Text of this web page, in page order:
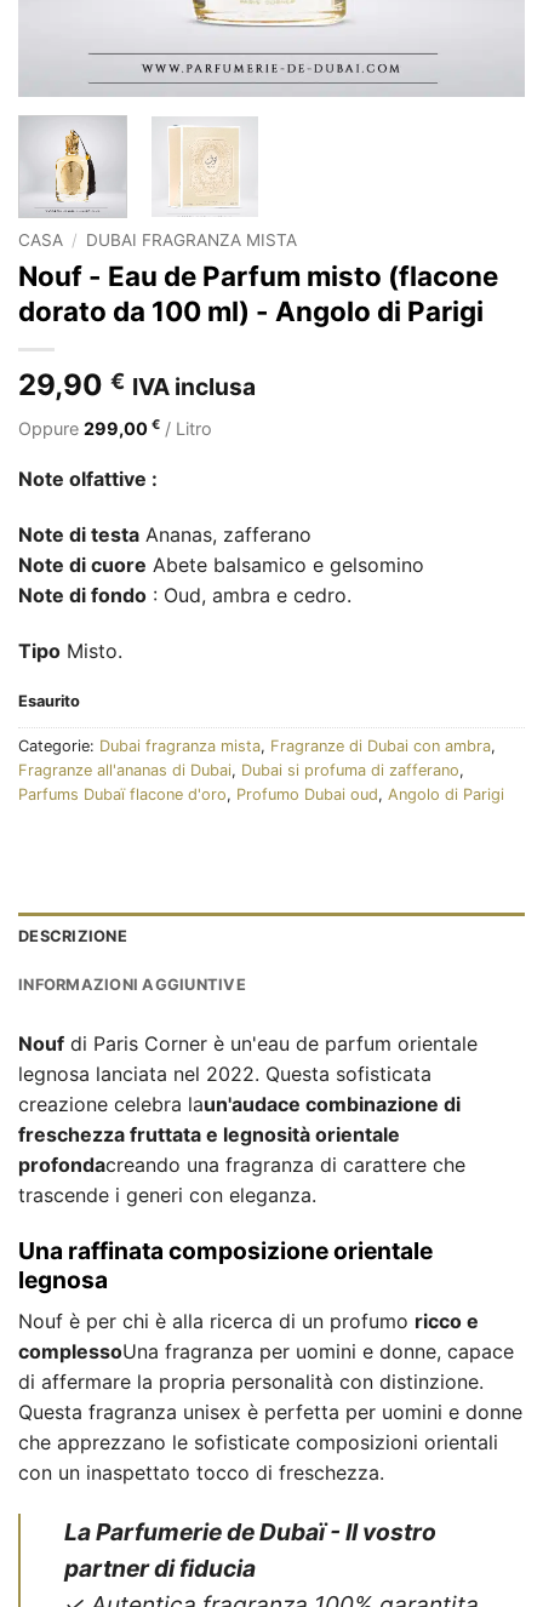
CASA / DUBAI FRAGRANZA MISTA
Nouf - Eau de Parfum misto (flacone
dorato da 100 ml) - Angolo di Parigi
29,90 € IVA inclusa
Oppure 299,00 € / Litro
Note olfattive :
Note di testa Ananas, zafferano
Note di cuore Abete balsamico e gelsomino
Note di fondo : Oud, ambra e cedro.
Tipo Misto.
Esaurito
Categorie: Dubai fragranza mista, Fragranze di Dubai con ambra,
Fragranze all'ananas di Dubai, Dubai si profuma di zafferano,
Parfums Dubaï flacone d'oro, Profumo Dubai oud, Angolo di Parigi
DESCRIZIONE
INFORMAZIONI AGGIUNTIVE
Nouf di Paris Corner è un'eau de parfum orientale
legnosa lanciata nel 2022. Questa sofisticata
creazione celebra laun'audace combinazione di
freschezza fruttata e legnosità orientale
profondacreando una fragranza di carattere che
trascende i generi con eleganza.
Una raffinata composizione orientale
legnosa
Nouf è per chi è alla ricerca di un profumo ricco e
complessoUna fragranza per uomini e donne, capace
di affermare la propria personalità con distinzione.
Questa fragranza unisex è perfetta per uomini e donne
che apprezzano le sofisticate composizioni orientali
con un inaspettato tocco di freschezza.
La Parfumerie de Dubaï - Il vostro
partner di fiducia